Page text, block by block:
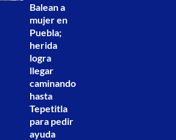
Balean a
mujer en
Puebla;
herida
logra
llegar
caminando
hasta
Tepetitla
para pedir
ayuda